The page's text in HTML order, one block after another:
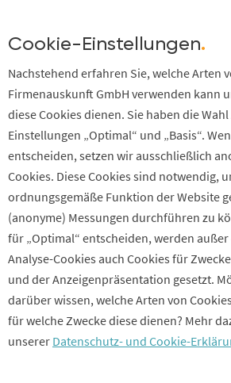
Cookie-Einstellungen.
Nachstehend erfahren Sie, welche Arten
Firmenauskunft GmbH verwenden kann
diese Cookies dienen. Sie haben die
Einstellungen „Optimal“ und „Basis“.
entscheiden, setzen wir ausschließlich
Cookies. Diese Cookies sind notwendig,
ordnungsgemäße Funktion der Website
(anonyme) Messungen durchführen zu
für „Optimal“ entscheiden, werden
Analyse-Cookies auch Cookies für
und der Anzeigenpräsentation gesetzt.
darüber wissen, welche Arten von
für welche Zwecke diese dienen? Mehr
unserer Datenschutz- und Cookie-